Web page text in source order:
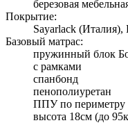
березовая
Покрытие:
Sayarlack (Италия),
Базовый матрас:
пружинный блок
с рамками
спанбонд
пенополиуретан
ППУ по периметру
высота 18см (до